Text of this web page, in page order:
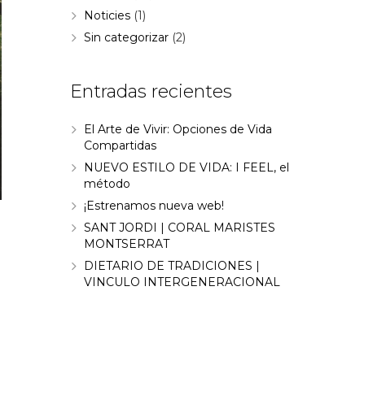
Noticies(1)
Sin categorizar(2)
Entradas recientes
El Arte de Vivir: Opciones de Vida
Compartidas
NUEVO ESTILO DE VIDA: I FEEL, el
método
¡Estrenamos nueva web!
SANT JORDI | CORAL MARISTES
MONTSERRAT
DIETARIO DE TRADICIONES |
VINCULO INTERGENERACIONAL